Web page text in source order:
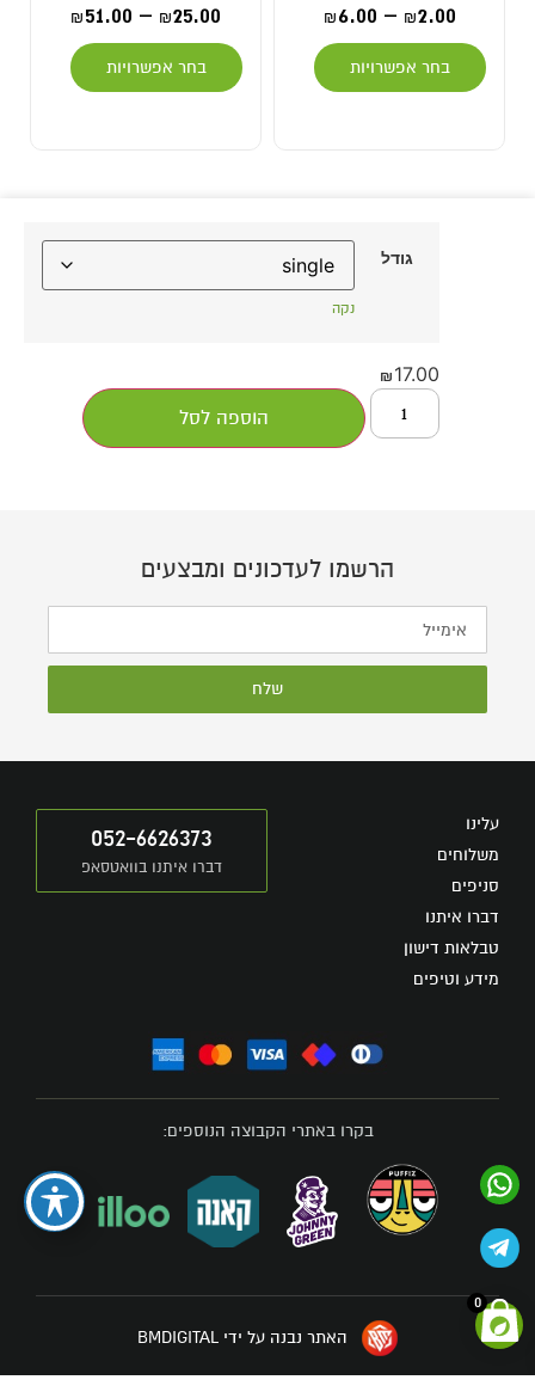
₪2.00
–
₪6.00
בחר אפשרויות
₪25.00
–
₪51.00
בחר אפשרויות
גודל
נקה
₪17.00
הוספה לסל
הרשמו לעדכונים ומבצעים
שלח
עלינו
משלוחים
סניפים
דברו איתנו
טבלאות דישון
מידע וטיפים
052-6626373
דברו איתנו בוואטסאפ
בקרו באתרי הקבוצה הנוספים:
האתר נבנה על ידי BMDIGITAL
0